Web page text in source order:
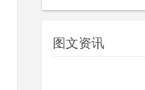
图文资讯